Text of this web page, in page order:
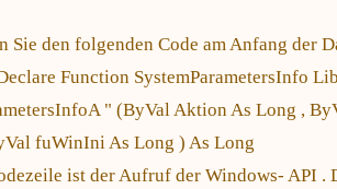
Sie den folgenden Code am Anfang der
Function SystemParametersInfo
" (ByVal Aktion As Long ,
fuWinIni As Long ) As Long
ist der Aufruf der Windows- API .